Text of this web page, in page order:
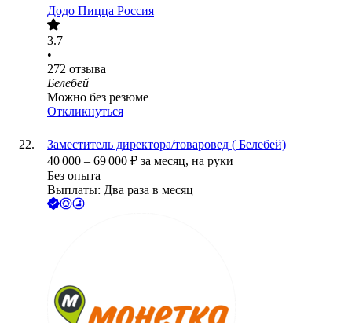
Додо Пицца Россия
3.7
•
272 отзыва
Белебей
Можно без резюме
Откликнуться
Заместитель директора/товаровед ( Белебей)
40 000 – 69 000 ₽ за месяц, на руки
Без опыта
Выплаты: Два раза в месяц